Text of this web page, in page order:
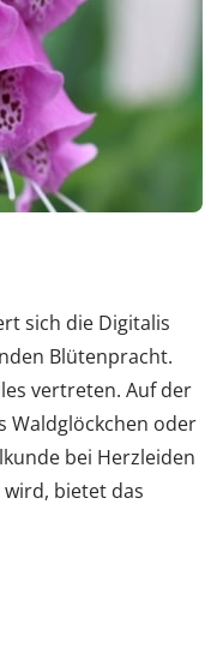
sich die Digitalis
Blütenpracht.
vertreten. Auf der
Waldglöckchen oder
bei Herzleiden
bietet das